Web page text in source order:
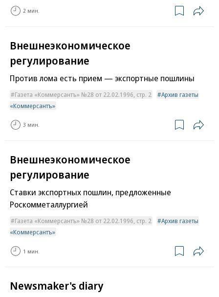
2 мин.
Внешнеэкономическое
регулирование
Против лома есть прием — экспортные пошлины
Газета «Коммерсантъ» №28 от 22.02.1996, стр. 2
Архив газеты
«Коммерсантъ»
3 мин.
Внешнеэкономическое
регулирование
Ставки экспортных пошлин, предложенные
Роскомметаллургией
Газета «Коммерсантъ» №28 от 22.02.1996, стр. 2
Архив газеты
«Коммерсантъ»
1 мин.
Newsmaker's diary